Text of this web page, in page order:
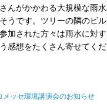
んがかかわる大規模な雨
うです。ツリーの隣のビ
加された方々は雨水に対
感想をたくさん寄せてくだ
メッセ環境講演会のお知らせ